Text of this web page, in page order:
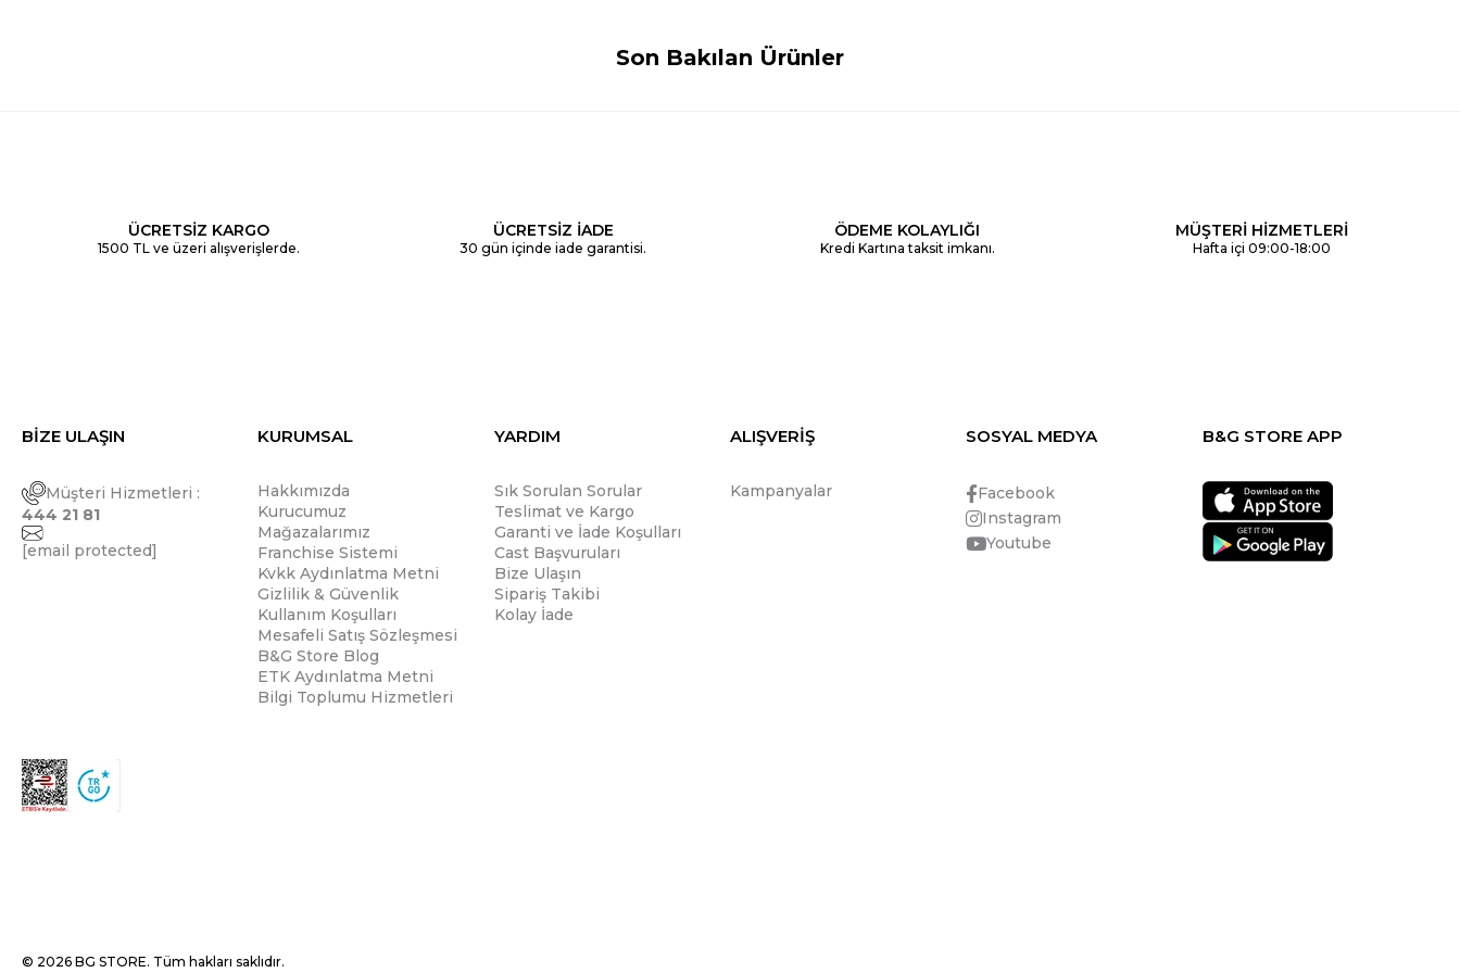
Son Bakılan Ürünler
ÜCRETSİZ KARGO
1500 TL ve üzeri alışverişlerde.
ÜCRETSİZ İADE
30 gün içinde iade garantisi.
ÖDEME KOLAYLIĞI
Kredi Kartına taksit imkanı.
MÜŞTERİ HİZMETLERİ
Hafta içi 09:00-18:00
BİZE ULAŞIN
Müşteri Hizmetleri :
444 21 81
[email protected]
KURUMSAL
Hakkımızda
Kurucumuz
Mağazalarımız
Franchise Sistemi
Kvkk Aydınlatma Metni
Gizlilik & Güvenlik
Kullanım Koşulları
Mesafeli Satış Sözleşmesi
B&G Store Blog
ETK Aydınlatma Metni
Bilgi Toplumu Hizmetleri
YARDIM
Sık Sorulan Sorular
Teslimat ve Kargo
Garanti ve İade Koşulları
Cast Başvuruları
Bize Ulaşın
Sipariş Takibi
Kolay İade
ALIŞVERİŞ
Kampanyalar
SOSYAL MEDYA
Facebook
Instagram
Youtube
B&G STORE APP
© 2026 BG STORE. Tüm hakları saklıdır.